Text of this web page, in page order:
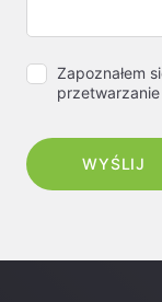
Zapoznałem